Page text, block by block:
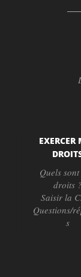
EXERCER
Quels sont
droits ?
Saisir la
Questions/
s